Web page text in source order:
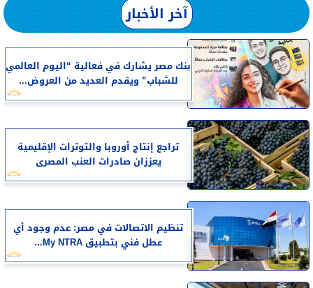
آخر الأخبار
بنك مصر يشارك في فعالية “اليوم العالمي
للشباب” ويقدم العديد من العروض...
تراجع إنتاج أوروبا والتوترات الإقليمية
يعززان صادرات العنب المصرى
تنظيم الاتصالات في مصر: عدم وجود أي
عطل فني بتطبيق My NTRA...